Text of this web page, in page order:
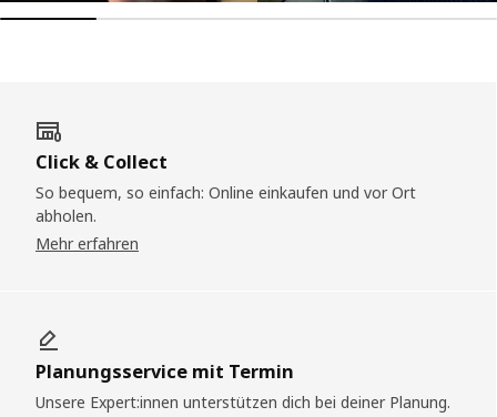
Click & Collect
So bequem, so einfach: Online einkaufen und vor Ort
abholen.
Mehr erfahren
Planungsservice mit Termin
Unsere Expert:innen unterstützen dich bei deiner Planung.